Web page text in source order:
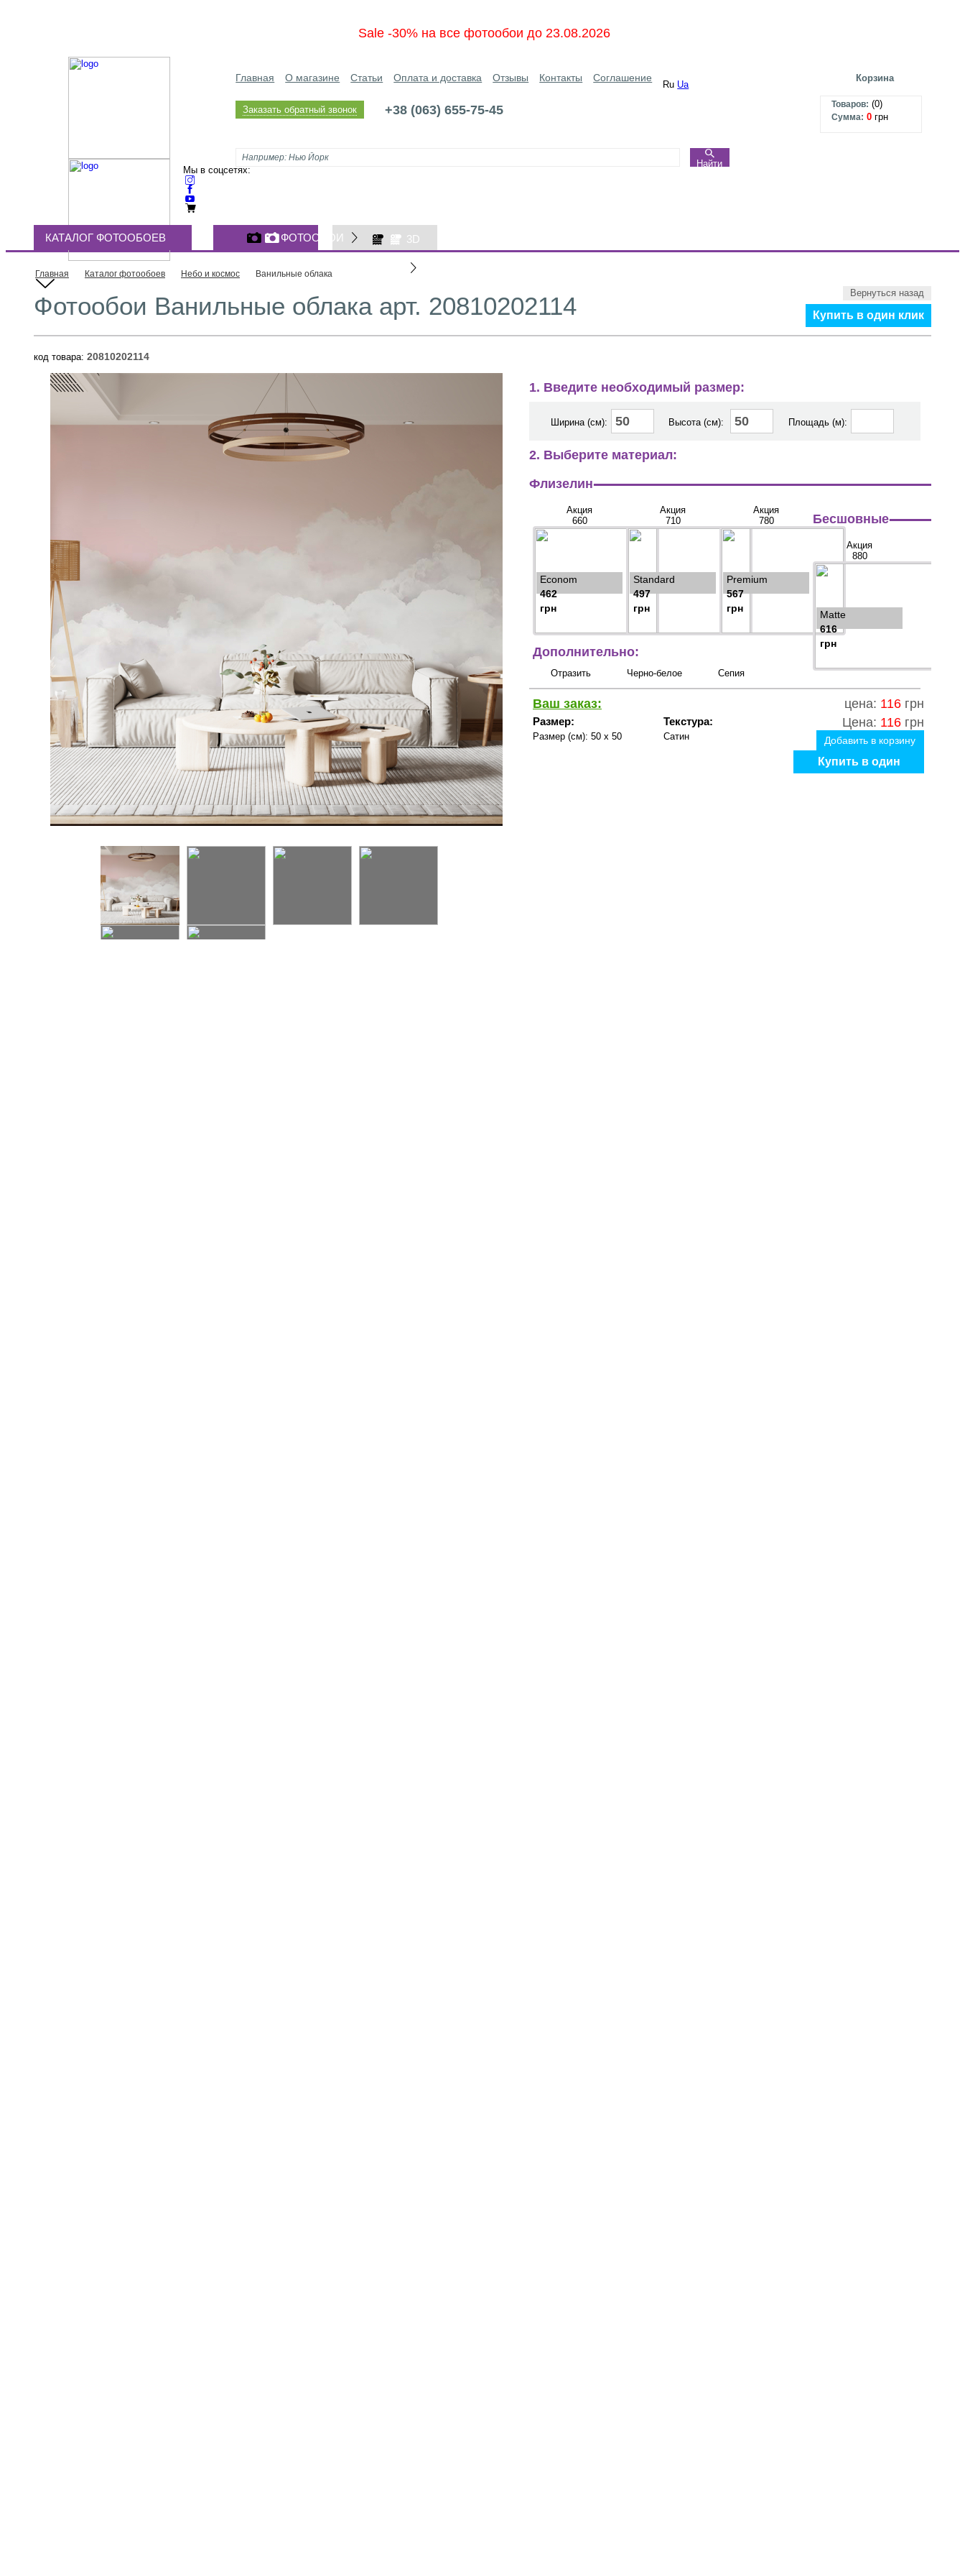
Sale -30% на все фотообои до 23.08.2026
Главная О магазине Статьи Оплата и доставка Отзывы Контакты Соглашение
Ru Ua
Заказать обратный звонок +38 (063) 655-75-45
Найти
Корзина
Товаров: (0)
Сумма: 0 грн
Мы в соцсетях:
ФОТООБОИ 3D
КАТАЛОГ ФОТООБОЕВ
Главная Каталог фотообоев Небо и космос Ванильные облака
Вернуться назад
Купить в один клик
Фотообои Ванильные облака арт. 20810202114
код товара: 20810202114
1. Введите необходимый размер:
Ширина (см): Высота (см): Площадь (м):
2. Выберите материал:
Флизелин
Акция
660
Econom
462
грн
Акция
710
Standard
497
грн
Акция
780
Premium
567
грн
Бесшовные
Акция
880
Matte
616
грн
Дополнительно:
Отразить Черно-белое Сепия
Ваш заказ: цена: 116 грн
Размер:
Размер (см): 50 x 50
Текстура:
Сатин
Цена: 116 грн
Добавить в корзину
Купить в один